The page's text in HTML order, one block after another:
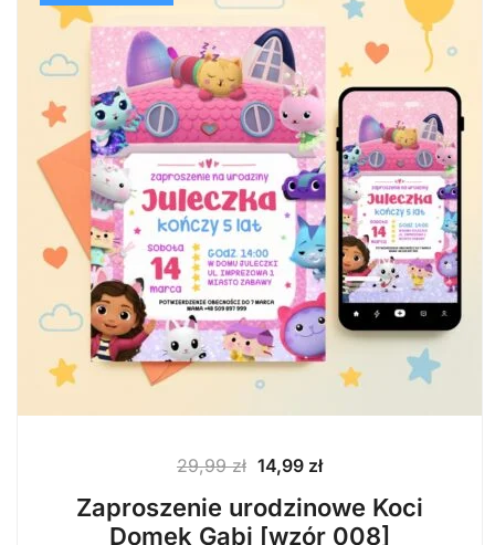
29,99zł Pierwotna
cena
wynosiła:
14,99 złAktualna
wynosi:
Zaproszenie urodzinowe Koci
Domek Gabi [wzór 008]